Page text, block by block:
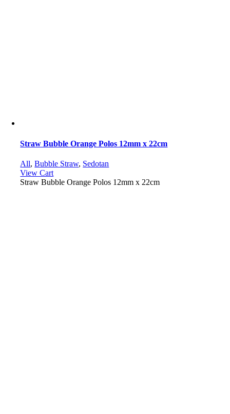
Straw Bubble Orange Polos 12mm x 22cm
All,Bubble Straw, Sedotan
View Cart
Straw Bubble Orange Polos 12mm x 22cm